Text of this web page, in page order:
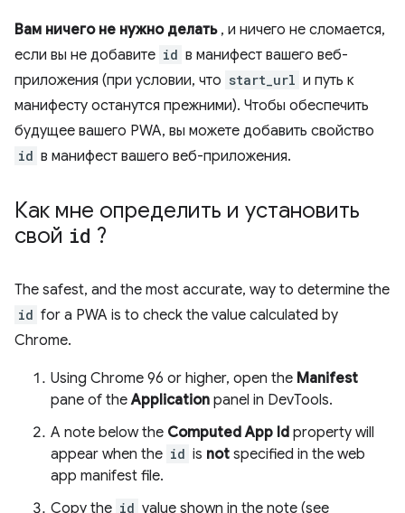
Вам ничего не нужно делать, и ничего не сломается,
если вы не добавите id в манифест вашего веб-
приложения (при условии, что start_url и путь к
манифесту останутся прежними). ​​Чтобы обеспечить
будущее вашего PWA, вы можете добавить свойство
id в манифест вашего веб-приложения.
Как мне определить и установить
свой id ?
The safest, and the most accurate, way to determine the
id for a PWA is to check the value calculated by
Chrome.
Using Chrome 96 or higher, open the Manifest
pane of theApplication panel in DevTools.
A note below the Computed App Id property will
appear when the id is not specified in the web
app manifest file.
Copy the id value shown in the note (see